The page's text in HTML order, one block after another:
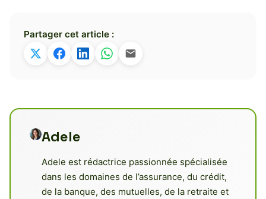
Partager cet article :
Adele
Adele est rédactrice passionnée spécialisée
dans les domaines de l’assurance, du crédit,
de la banque, des mutuelles, de la retraite et